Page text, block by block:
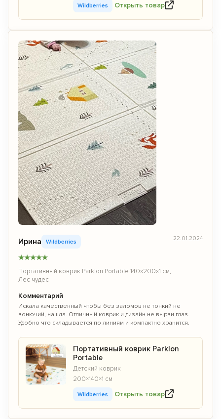
Wildberries Открыть товар
Ирина Wildberries
★★★★★
Портативный коврик Parklon Portable 140х200х1 см,
Лес чудес
22.01.2024
Комментарий
Искала качественный чтобы без заломов не тонкий не
вонючий, нашла. Отличный коврик и дизайн не вырви глаз.
Удобно что складывается по линиям и компактно хранится.
Портативный коврик Parklon
Portable
Детский коврик
200×140×1 см
Wildberries Открыть товар